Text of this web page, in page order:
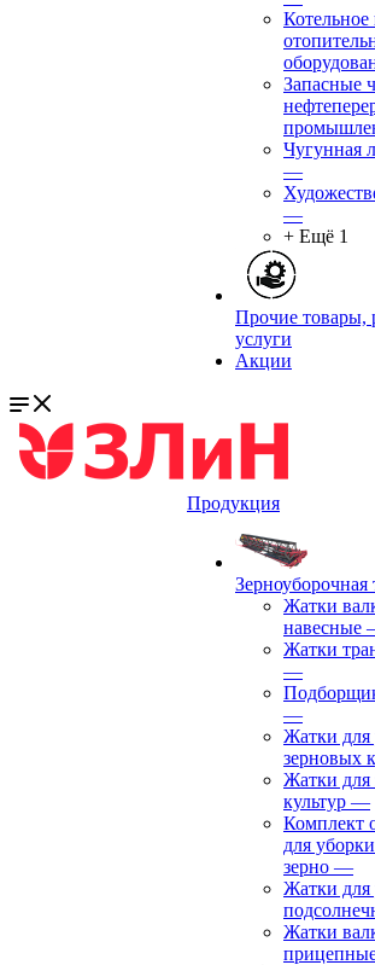
Котельное
Запасные
Чугунная
—
—
+ Ещё 1
Прочие товары,
услуги
Акции
Продукция
Зерноуборочная
Жатки
навесные
Жатки
—
—
Жатки для
зерновых
Жатки для
культур —
Комплект
для
зерно —
Жатки для
Жатки